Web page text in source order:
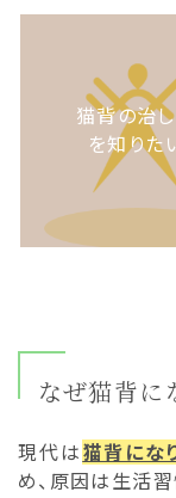
猫背の治
を知りた
なぜ猫背に
現代は猫背にな
め、原因は生活